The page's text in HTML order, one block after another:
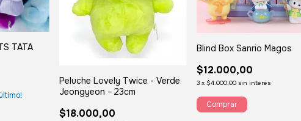
TATA
Peluche Lovely Twice - Verde
Jeongyeon - 23cm
$18.000,00
Blind Box Sanrio Magos
$12.000,00
3 x $4.000,00 sin interés